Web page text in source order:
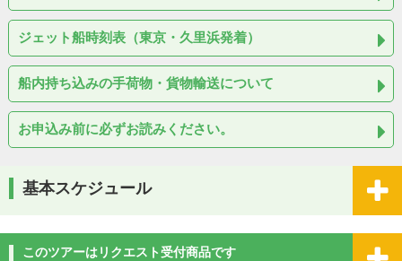
ジェット船時刻表（東京・久里浜発着）
船内持ち込みの手荷物・貨物輸送について
お申込み前に必ずお読みください。
基本スケジュール
このツアーはリクエスト受付商品です